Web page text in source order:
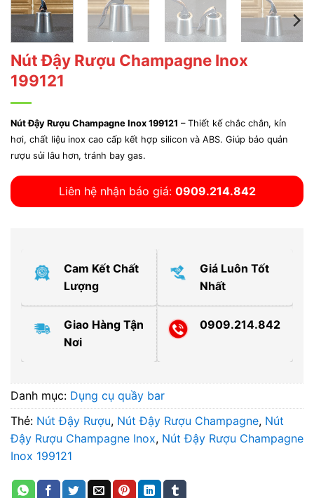
Nút Đậy Rượu Champagne Inox
199121
Nút Đậy Rượu Champagne Inox 199121 – Thiết kế chắc chắn, kín
hơi, chất liệu inox cao cấp kết hợp silicon và ABS. Giúp bảo quản
rượu sủi lâu hơn, tránh bay gas.
Liên hệ nhận báo giá: 0909.214.842
Cam Kết Chất
Lượng
Giá Luôn Tốt
Nhất
Giao Hàng Tận
Nơi
0909.214.842
Danh mục: Dụng cụ quầy bar
Thẻ: Nút Đậy Rượu, Nút Đậy Rượu Champagne, Nút
Đậy Rượu Champagne Inox, Nút Đậy Rượu Champagne
Inox 199121